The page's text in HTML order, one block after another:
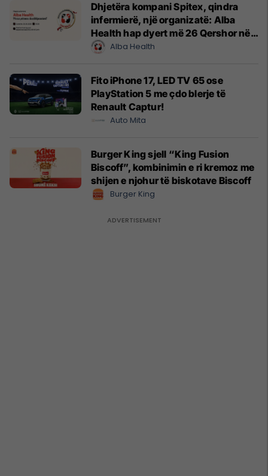
Dhjetëra kompani Spitex, qindra
infermierë, një organizatë: Alba
Health hap dyert më 26 Qershor në
CyrihAlba Health
Fito iPhone 17, LED TV 65 ose
PlayStation 5 me çdo blerje të
Renault Captur!
Auto Mita
Burger King sjell “King Fusion
Biscoff”, kombinimin e ri kremoz me
shijen e njohur të biskotave Biscoff
Burger King